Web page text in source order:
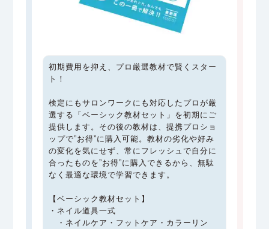
初期費用を抑え、プロ厳選教材で賢くスター
ト！
検定にもサロンワークにも対応したプロが厳
選する「ベーシック教材セット」を初期にご
提供します。その後の教材は、提携プロショ
ップで”お得”に購入可能。教材の劣化や好み
の変化を気にせず、常にフレッシュで自分に
合ったものを”お得”に購入できるから、無駄
なく最適な環境で学習できます。
【ベーシック教材セット】
・ネイル道具一式
・ネイルケア・フットケア・カラーリン